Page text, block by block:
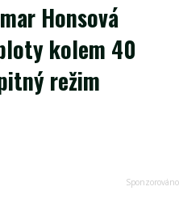
Honsová
kolem 40
režim